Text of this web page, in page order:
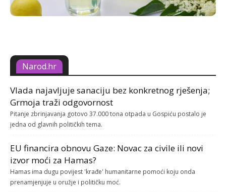
Narod.hr
Vlada najavljuje sanaciju bez konkretnog rješenja;
Grmoja traži odgovornost
Pitanje zbrinjavanja gotovo 37.000 tona otpada u Gospiću postalo je
jedna od glavnih političkih tema.
EU financira obnovu Gaze: Novac za civile ili novi
izvor moći za Hamas?
Hamas ima dugu povijest 'krađe' humanitarne pomoći koju onda
prenamjenjuje u oružje i političku moć.